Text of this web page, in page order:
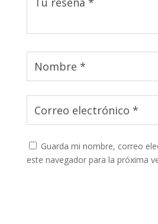
Guarda mi nombre, correo
este navegador para la próxima